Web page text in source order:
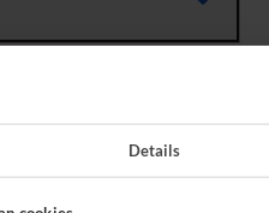
Details